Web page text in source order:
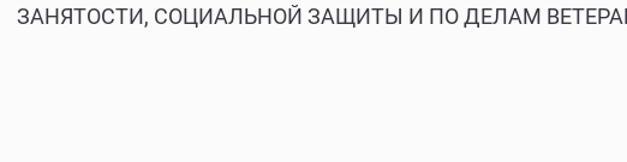
ЗАНЯТОСТИ, СОЦИАЛЬНОЙ ЗАЩИТЫ И ПО ДЕЛАМ